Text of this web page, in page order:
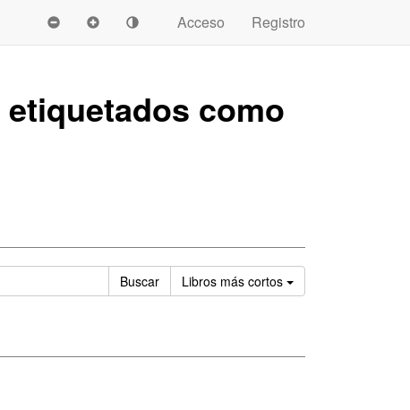
Acceso
Registro
etiquetados como
Buscar Libros más cortos Ordenar